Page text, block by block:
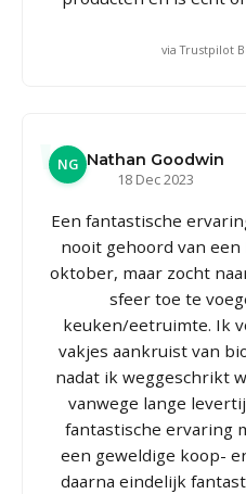
via Trustpilot
NG Nathan Goodwin
18 Dec 2023
Een fantastische
nooit gehoord van
oktober, maar zocht
sfeer toe te
keuken/eetruimte. Ik
vakjes aankruist van
nadat ik weggeschrikt
vanwege lange
fantastische ervaring
een geweldige koop-
daarna eindelijk